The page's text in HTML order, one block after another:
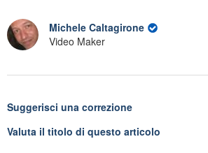
Michele Caltagirone
Video Maker
Suggerisci una correzione
Valuta il titolo di questo articolo